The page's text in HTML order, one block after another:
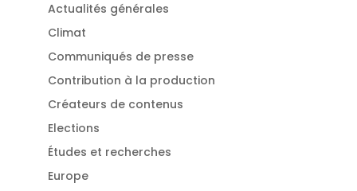
Actualités générales
Climat
Communiqués de presse
Contribution à la production
Créateurs de contenus
Elections
Études et recherches
Europe